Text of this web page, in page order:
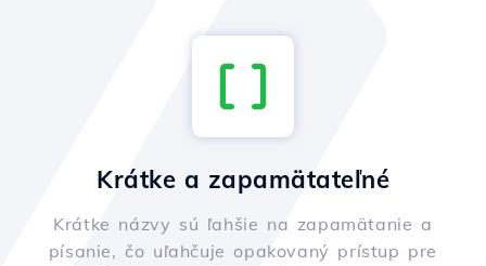
Krátke a zapamätateľné
Krátke názvy sú ľahšie na zapamätanie a
písanie, čo uľahčuje opakovaný prístup pre